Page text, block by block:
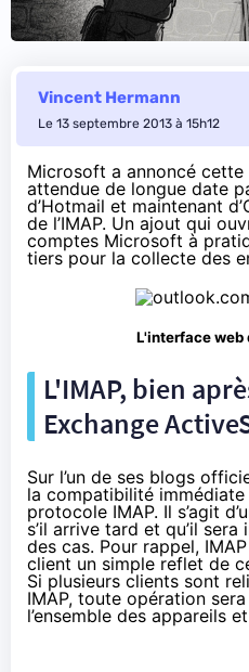
Vincent Hermann
Le 13 septembre 2013 à 15h12
Microsoft a annoncé cette
attendue de longue date
d’Hotmail et maintenant
de l’IMAP. Un ajout qui
comptes Microsoft à
tiers pour la collecte des
L'interface web
L'IMAP, bien
Exchange
Sur l’un de ses blogs
la compatibilité immédiate
protocole IMAP. Il s’agit
s’il arrive tard et qu’il
des cas. Pour rappel,
client un simple reflet de
Si plusieurs clients sont
IMAP, toute opération
l’ensemble des appareils